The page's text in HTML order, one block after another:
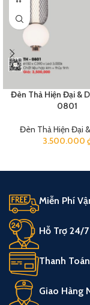
Đèn Thả Hiện Đại &
0801
Đèn Thả Hiện Đại
3.500.000
Miễn Phí
Hỗ Trợ 24/7
Thanh
Giao Hàng